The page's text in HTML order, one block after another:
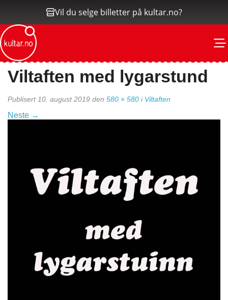
Vil du selge billetter på kultar.no?
Viltaften med lygarstund
Publisert 10. august 2019 den 580 × 580 i Viltaften
Neste →